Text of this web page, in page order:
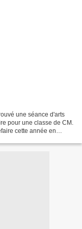
une séance d'arts
pour une classe de CM.
cette année en